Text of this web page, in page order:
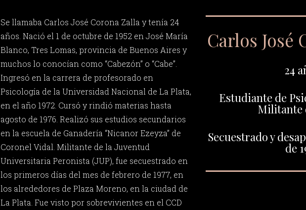
Se llamaba Carlos José Corona Zalla y tenía 24
años. Nació el 1 de octubre de 1952 en José María
Blanco, Tres Lomas, provincia de Buenos Aires y
muchos lo conocían como “Cabezón” o “Cabe”.
Ingresó en la carrera de profesorado en
Psicología de la Universidad Nacional de La Plata,
en el año 1972. Cursó y rindió materias hasta
agosto de 1976. Realizó sus estudios secundarios
en la escuela de Ganadería “Nicanor Ezeyza” de
Coronel Vidal. Militante de la Juventud
Universitaria Peronista (JUP), fue secuestrado en
los primeros días del mes de febrero de 1977, en
los alrededores de Plaza Moreno, en la ciudad de
La Plata. Fue visto por sobrevivientes en el CCD
Carlos José
24
Estudiante de
Militante
Secuestrado y
de